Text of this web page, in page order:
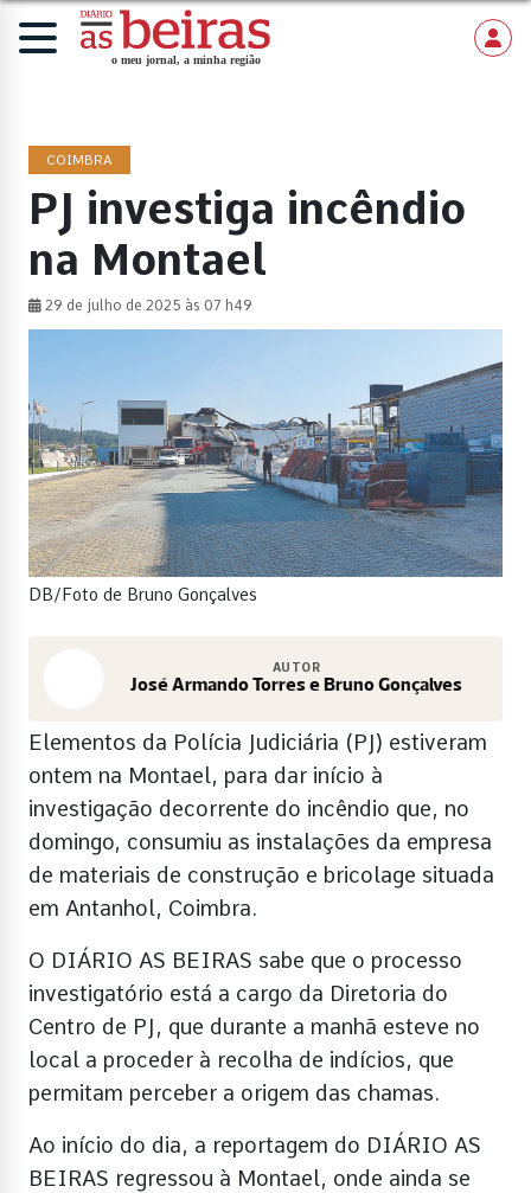
COIMBRA
PJ investiga incêndio
na Montael
29 de julho de 2025 às 07 h49
DB/Foto de Bruno Gonçalves
AUTOR
José Armando Torres e Bruno Gonçalves
Elementos da Polícia Judiciária (PJ) estiveram
ontem na Montael, para dar início à
investigação decorrente do incêndio que, no
domingo, consumiu as instalações da empresa
de materiais de construção e bricolage situada
em Antanhol, Coimbra.
O DIÁRIO AS BEIRAS sabe que o processo
investigatório está a cargo da Diretoria do
Centro de PJ, que durante a manhã esteve no
local a proceder à recolha de indícios, que
permitam perceber a origem das chamas.
Ao início do dia, a reportagem do DIÁRIO AS
BEIRAS regressou à Montael, onde ainda se